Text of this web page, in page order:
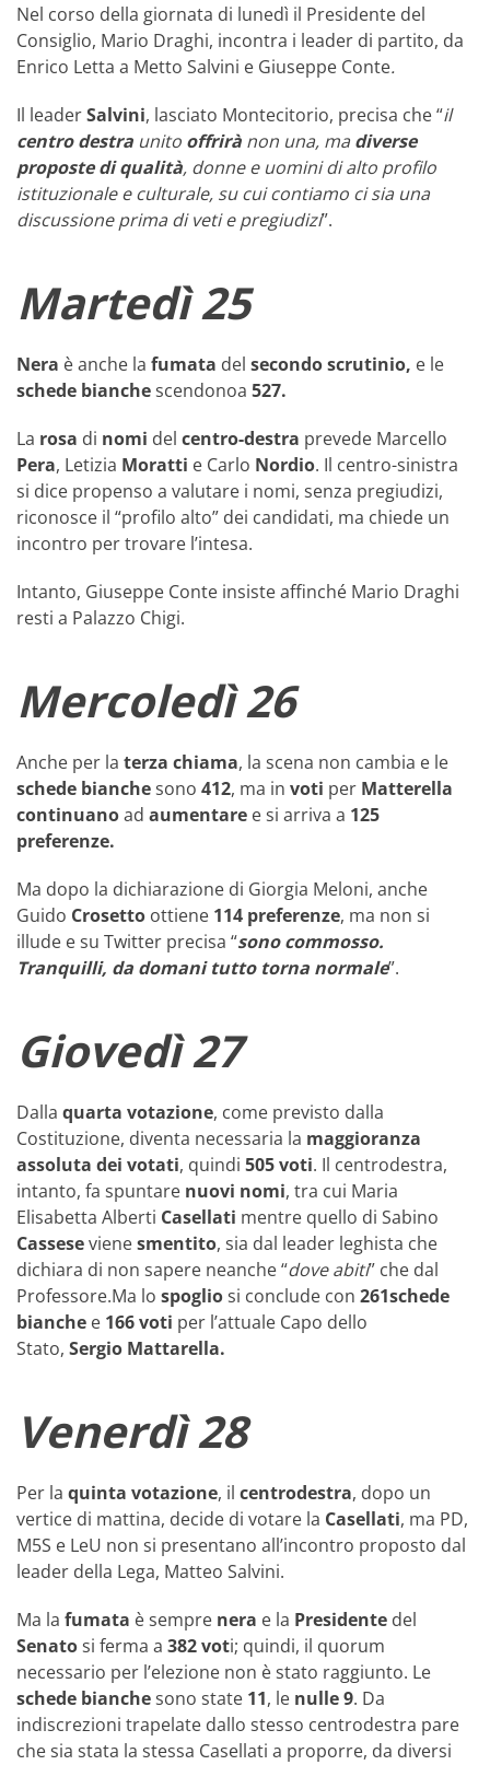
Nel corso della giornata di lunedì il Presidente del
Consiglio, Mario Draghi, incontra i leader di partito, da
Enrico Letta a Metto Salvini e Giuseppe Conte.
Il leaderSalvini, lasciato Montecitorio, precisa che “il
centro destra unito offrirà non una, ma diverse
proposte di qualità, donne e uomini di alto profilo
istituzionale e culturale, su cui contiamo ci sia una
discussione prima di veti e pregiudizi”.
Martedì 25
Nera è anche la fumata del secondoscrutinio, e le
schede bianchescendonoa 527.
La rosa di nomi del centro-destra prevede Marcello
Pera, Letizia Moratti e Carlo Nordio. Il centro-sinistra
si dice propenso a valutare i nomi, senza pregiudizi,
riconosce il “profilo alto” dei candidati, ma chiede un
incontro per trovare l’intesa.
Intanto, Giuseppe Conte insiste affinché Mario Draghi
resti a Palazzo Chigi.
Mercoledì 26
Anche per la terza chiama, la scena non cambia e le
schede bianchesono 412, ma in voti per Matterella
continuanoad aumentare e si arriva a 125
preferenze.
Ma dopo la dichiarazione di Giorgia Meloni, anche
Guido Crosetto ottiene 114 preferenze, ma non si
illude e su Twitter precisa “sono commosso.
Tranquilli, da domani tutto torna normale”.
Giovedì 27
Dalla quarta votazione, come previsto dalla
Costituzione, diventa necessaria la maggioranza
assoluta dei votati, quindi 505 voti. Il centrodestra,
intanto, fa spuntare nuovi nomi, tra cui Maria
Elisabetta Alberti Casellati mentre quello di Sabino
Cassesevienesmentito, sia dal leader leghista che
dichiara di non sapere neanche “dove abiti” che dal
Professore.Ma lo spogliosi conclude con 261schede
bianche e 166 voti per l’attuale Capo dello
Stato, Sergio Mattarella.
Venerdì 28
Per la quinta votazione, il centrodestra, dopo un
vertice di mattina, decide di votare la Casellati, ma PD,
M5S e LeU non si presentano all’incontro proposto dal
leader della Lega, Matteo Salvini.
Ma la fumata è sempre nera e la Presidente del
Senatosi ferma a 382 voti; quindi, il quorum
necessario per l’elezione non è stato raggiunto. Le
schede bianchesono state 11, le nulle9. Da
indiscrezioni trapelate dallo stesso centrodestra pare
che sia stata la stessa Casellati a proporre, da diversi